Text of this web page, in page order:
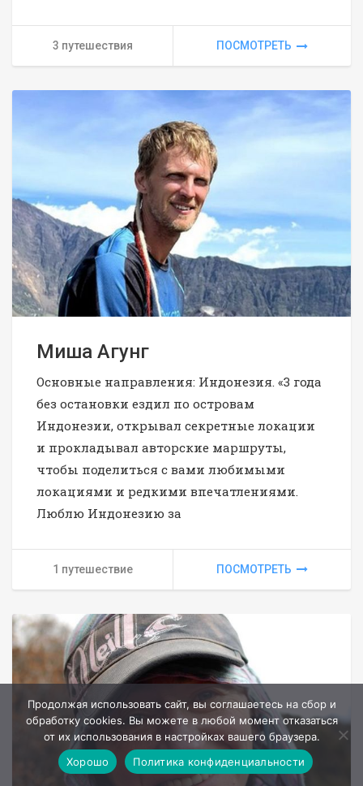
3 путешествия ПОСМОТРЕТЬ
Миша Агунг
Основные направления: Индонезия. «3 года
без остановки ездил по островам
Индонезии, открывал секретные локации
и прокладывал авторские маршруты,
чтобы поделиться с вами любимыми
локациями и редкими впечатлениями.
Люблю Индонезию за
1 путешествие ПОСМОТРЕТЬ
Продолжая использовать сайт, вы соглашаетесь на сбор и
обработку cookies. Вы можете в любой момент отказаться
от их использования в настройках вашего браузера.
Хорошо
Политика конфиденциальности